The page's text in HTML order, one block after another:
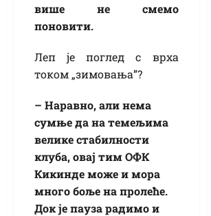
више не смемо
поновити.
Леп је поглед с врха
током „зимовања”?
– Наравно, али нема
сумње да на темељима
велике стабилности
клуба, овај тим ОФК
Кикинде може и мора
много боље на пролеће.
Док је пауза радимо и